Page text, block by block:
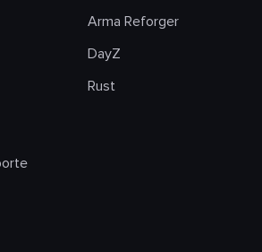
Arma Reforger
DayZ
Rust